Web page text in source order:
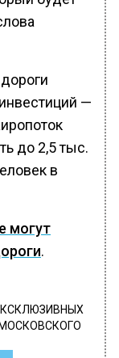
—
до 2,5 тыс.
в
могут
.